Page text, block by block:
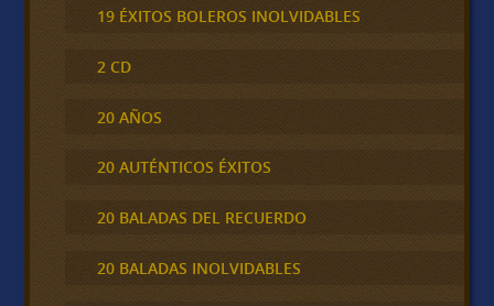
19 ÉXITOS BOLEROS INOLVIDABLES
2 CD
20 AÑOS
20 AUTÉNTICOS ÉXITOS
20 BALADAS DEL RECUERDO
20 BALADAS INOLVIDABLES